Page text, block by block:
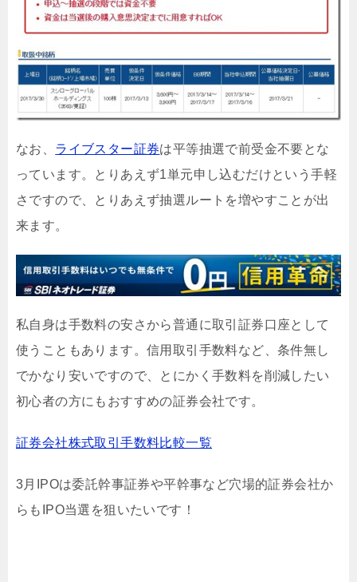
なお、 ライブスター証券は平等抽選で前受金不要とな
っています。とりあえず1単元申し込むだけという手軽
さですので、とりあえず抽選ルートを増やすことが出
来ます。
私自身は手数料の安さから普通に取引証券口座として
使うこともあります。信用取引手数料など、条件無し
でかなり安いですので、とにかく手数料を削減したい
初心者の方にもおすすめの証券会社です。
証券会社株式取引手数料比較一覧
3月IPOは委託幹事証券や平幹事など穴場的証券会社か
らもIPO当選を狙いたいです！